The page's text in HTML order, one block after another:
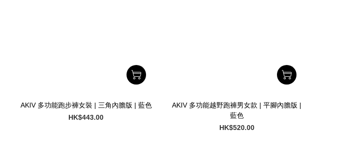
AKIV 多功能跑步褲女裝 | 三角內膽版 | 藍色
HK$443.00
AKIV 多功能越野跑褲男女款 | 平腳內膽版 |
藍色
HK$520.00